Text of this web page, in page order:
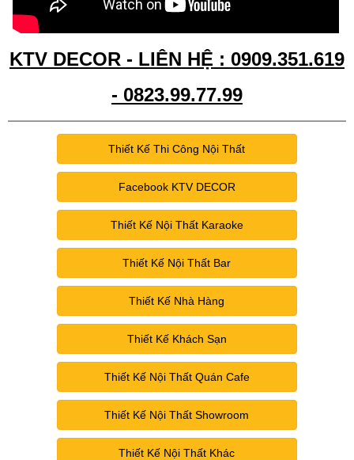
KTV DECOR - LIÊN HỆ : 0909.351.619
- 0823.99.77.99
Thiết Kế Thi Công Nội Thất
Facebook KTV DECOR
Thiết Kế Nội Thất Karaoke
Thiết Kế Nội Thất Bar
Thiết Kế Nhà Hàng
Thiết Kế Khách Sạn
Thiết Kế Nội Thất Quán Cafe
Thiết Kế Nội Thất Showroom
Thiết Kế Nội Thất Khác